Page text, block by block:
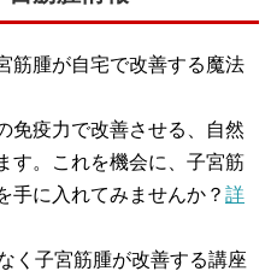
筋腫が自宅で改善する魔法
免疫力で改善させる、自然
す。これを機会に、子宮筋
手に入れてみませんか？ 詳
く子宮筋腫が改善する講座